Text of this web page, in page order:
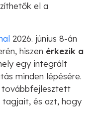
el a
2026. június 8-án
hiszen érkezik a
egy integrált
minden lépésére.
továbbfejlesztett
tagjait, és azt, hogy